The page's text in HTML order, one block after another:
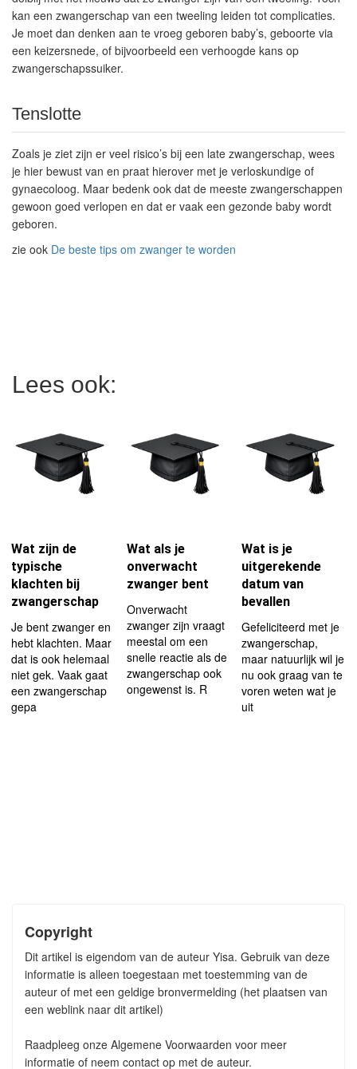
kan een zwangerschap van een tweeling leiden tot complicaties.
Je moet dan denken aan te vroeg geboren baby’s, geboorte via
een keizersnede, of bijvoorbeeld een verhoogde kans op
zwangerschapssuiker.
Tenslotte
Zoals je ziet zijn er veel risico’s bij een late zwangerschap, wees
je hier bewust van en praat hierover met je verloskundige of
gynaecoloog. Maar bedenk ook dat de meeste zwangerschappen
gewoon goed verlopen en dat er vaak een gezonde baby wordt
geboren.
zie ook De beste tips om zwanger te worden
Lees ook:
Wat zijn de
typische
klachten bij
zwangerschap
Je bent zwanger en
hebt klachten. Maar
dat is ook helemaal
niet gek. Vaak gaat
een zwangerschap
gepa
Wat als je
onverwacht
zwanger bent
Onverwacht
zwanger zijn vraagt
meestal om een
snelle reactie als de
zwangerschap ook
ongewenst is. R
Wat is je
uitgerekende
datum van
bevallen
Gefeliciteerd met je
zwangerschap,
maar natuurlijk wil je
nu ook graag van te
voren weten wat je
uit
Copyright
Dit artikel is eigendom van de auteur Yisa. Gebruik van deze
informatie is alleen toegestaan met toestemming van de
auteur of met een geldige bronvermelding (het plaatsen van
een weblink naar dit artikel)
Raadpleeg onze Algemene Voorwaarden voor meer
informatie of neem contact op met de auteur.